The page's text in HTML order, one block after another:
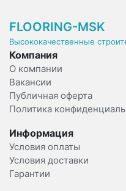
FLOORING-MSK
Высококачественные
Компания
О компании
Вакансии
Публичная оферта
Политика
Информация
Условия оплаты
Условия доставки
Гарантии